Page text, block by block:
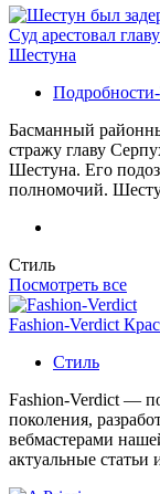
Суд арестовал
Шестуна
Басманный
стражу главу
Шестуна. Его
полномочий.
Стиль
Посмотреть все
Fashion-Verdict
Стиль
Fashion-Verdict —
поколения,
вебмастерами
актуальные